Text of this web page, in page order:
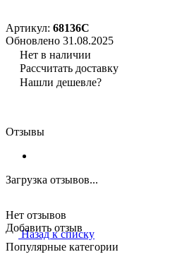
Артикул: 68136С
Обновлено 31.08.2025
Нет в наличии
Рассчитать доставку
Нашли дешевле?
Отзывы
Загрузка отзывов...
Нет отзывов
Добавить отзыв
Назад к списку
Популярные категории